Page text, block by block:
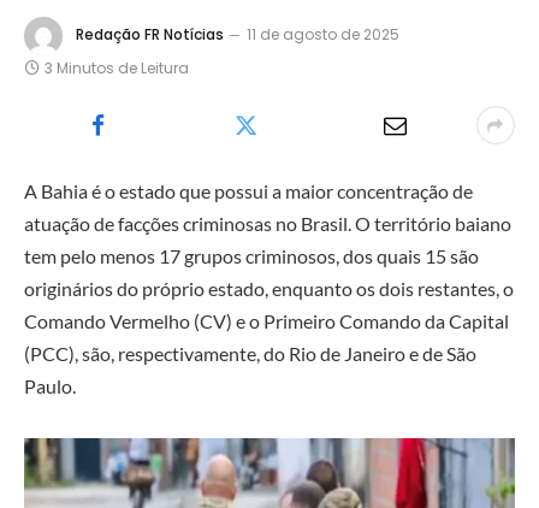
Redação FR Notícias
11 de agosto de 2025
3 Minutos de Leitura
A Bahia é o estado que possui a maior concentração de
atuação de facções criminosas no Brasil. O território baiano
tem pelo menos 17 grupos criminosos, dos quais 15 são
originários do próprio estado, enquanto os dois restantes, o
Comando Vermelho (CV) e o Primeiro Comando da Capital
(PCC), são, respectivamente, do Rio de Janeiro e de São
Paulo.